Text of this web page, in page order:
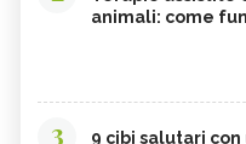
animali: come
3
9 cibi salutari